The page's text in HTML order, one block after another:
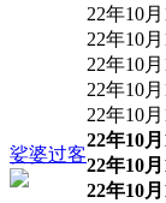
娑婆过客
22年10
22年10
22年10
22年10
22年10
22年10
22年10
22年10